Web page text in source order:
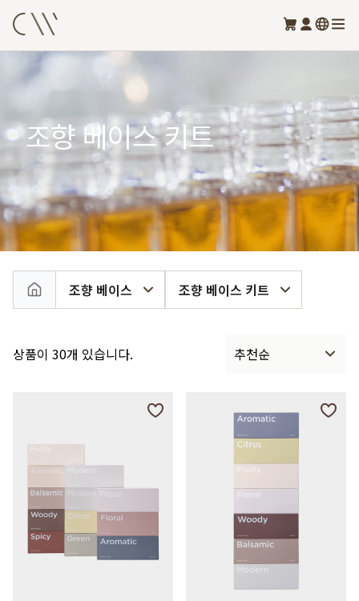
조향 베이스 키트
조향 베이스 조향 베이스 키트
상품이 30개 있습니다. 추천순